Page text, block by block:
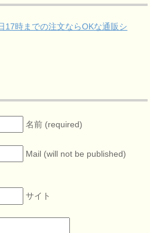
17時までの注文ならOKな通販シ
名前 (required)
Mail (will not be published)
サイト